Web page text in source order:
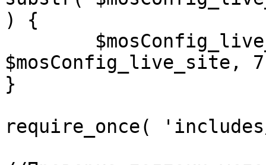
) {
$mosConfig_live_site,
}
require_once(